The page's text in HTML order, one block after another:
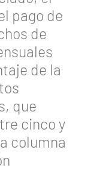
pago de
de
de la
que
cinco y
columna